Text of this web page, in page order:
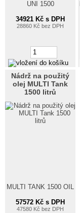
UNI 1500
34921 Kč s DPH
28860 Kč bez DPH
Nádrž na použitý
olej MULTI Tank
1500 litrů
MULTI TANK 1500 OIL
57572 Kč s DPH
47580 Kč bez DPH